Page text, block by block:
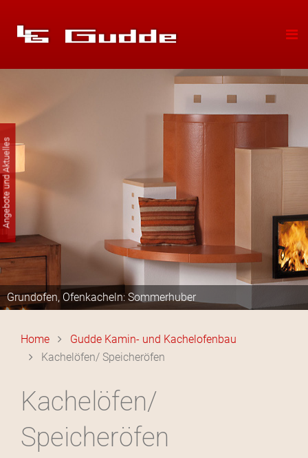
Angebote und Aktuelles
Grundofen, Ofenkacheln: Sommerhuber
Home
Gudde Kamin- und Kachelofenbau
Kachelöfen/ Speicheröfen
Kachelöfen/
Speicheröfen